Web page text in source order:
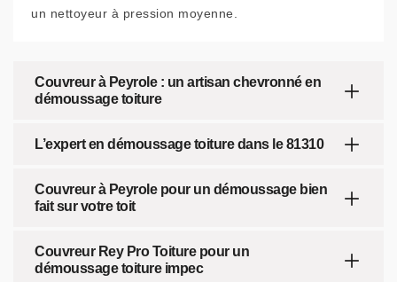
un nettoyeur à pression moyenne.
Couvreur à Peyrole : un artisan chevronné en
démoussage toiture
L’expert en démoussage toiture dans le 81310
Couvreur à Peyrole pour un démoussage bien
fait sur votre toit
Couvreur Rey Pro Toiture pour un
démoussage toiture impec